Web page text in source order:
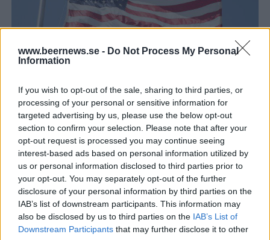
www.beernews.se - Do Not Process My Personal
Information
If you wish to opt-out of the sale, sharing to third parties, or
processing of your personal or sensitive information for
targeted advertising by us, please use the below opt-out
section to confirm your selection. Please note that after your
opt-out request is processed you may continue seeing
interest-based ads based on personal information utilized by
us or personal information disclosed to third parties prior to
your opt-out. You may separately opt-out of the further
disclosure of your personal information by third parties on the
IAB’s list of downstream participants. This information may
also be disclosed by us to third parties on the IAB’s List of
Downstream Participants that may further disclose it to other
När Stockholm Beer & Whisky drar igång nästa vecka är det som
vanligt ett gäng amerikanska bryggeriers öl med. Både gamla
bekanta...